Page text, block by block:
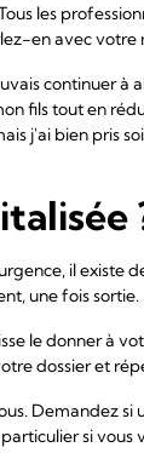
les
en avec
continuer
fils tout en
j'ai bien pris
il existe
une fois sortie.
le donner à
dossier et
Demandez si
si vous